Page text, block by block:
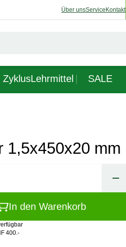
Über unsService Kontakt
ZyklusLehrmittel SALE
1,5x450x20 mm
In den Warenkorb
400.-